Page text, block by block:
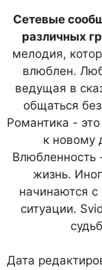
Сетевые
различных
мелодия,
влюблен.
ведущая в
общаться
Романтика -
к новому
Влюбленность
жизнь.
начинаются с
ситуации.
Дата